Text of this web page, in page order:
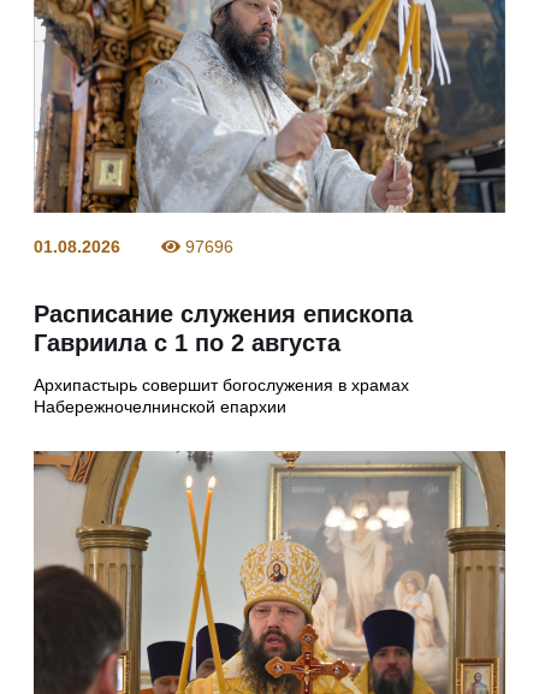
01.08.2026 97696
Расписание служения епископа
Гавриила с 1 по 2 августа
Архипастырь совершит богослужения в храмах
Набережночелнинской епархии